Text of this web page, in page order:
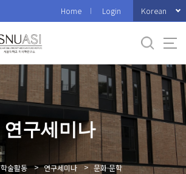
Home Login Korean
연구세미나
학술활동 > 연구세미나 > 문화·문학